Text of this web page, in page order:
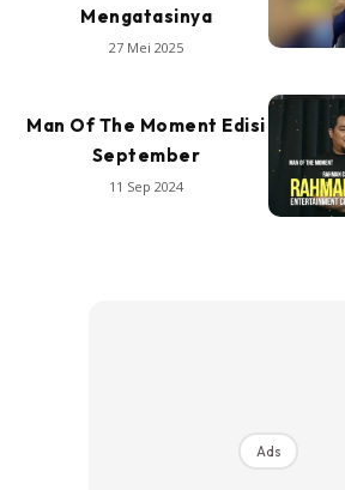
Mengatasinya
27 Mei 2025
Man Of The Moment Edisi
September
11 Sep 2024
Ads